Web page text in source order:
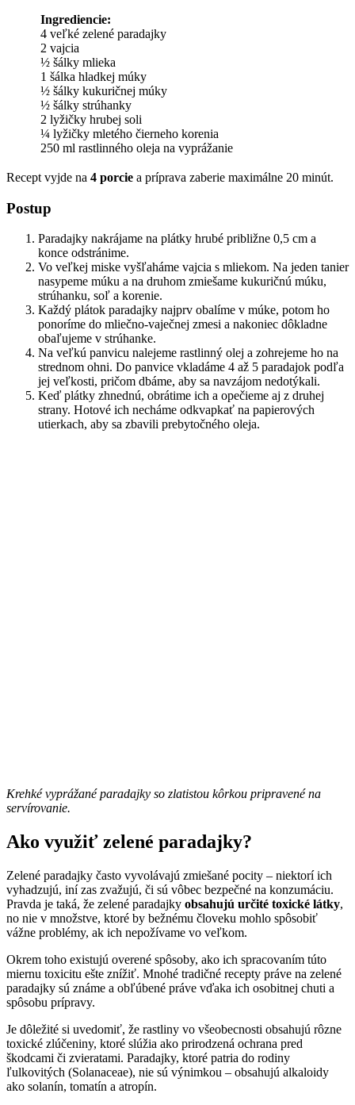
Ingrediencie:
4 veľké zelené paradajky
2 vajcia
½ šálky mlieka
1 šálka hladkej múky
½ šálky kukuričnej múky
½ šálky strúhanky
2 lyžičky hrubej soli
¼ lyžičky mletého čierneho korenia
250 ml rastlinného oleja na vyprážanie
Recept vyjde na 4 porcie a príprava zaberie maximálne 20 minút.
Postup
Paradajky nakrájame na plátky hrubé približne 0,5 cm a
konce odstránime.
Vo veľkej miske vyšľaháme vajcia s mliekom. Na jeden tanier
nasypeme múku a na druhom zmiešame kukuričnú múku,
strúhanku, soľ a korenie.
Každý plátok paradajky najprv obalíme v múke, potom ho
ponoríme do mliečno-vaječnej zmesi a nakoniec dôkladne
obaľujeme v strúhanke.
Na veľkú panvicu nalejeme rastlinný olej a zohrejeme ho na
strednom ohni. Do panvice vkladáme 4 až 5 paradajok podľa
jej veľkosti, pričom dbáme, aby sa navzájom nedotýkali.
Keď plátky zhnednú, obrátime ich a opečieme aj z druhej
strany. Hotové ich necháme odkvapkať na papierových
utierkach, aby sa zbavili prebytočného oleja.
Krehké vyprážané paradajky so zlatistou kôrkou pripravené na
servírovanie.
Ako využiť zelené paradajky?
Zelené paradajky často vyvolávajú zmiešané pocity – niektorí ich
vyhadzujú, iní zas zvažujú, či sú vôbec bezpečné na konzumáciu.
Pravda je taká, že zelené paradajky obsahujú určité toxické látky,
no nie v množstve, ktoré by bežnému človeku mohlo spôsobiť
vážne problémy, ak ich nepožívame vo veľkom.
Okrem toho existujú overené spôsoby, ako ich spracovaním túto
miernu toxicitu ešte znížiť. Mnohé tradičné recepty práve na zelené
paradajky sú známe a obľúbené práve vďaka ich osobitnej chuti a
spôsobu prípravy.
Je dôležité si uvedomiť, že rastliny vo všeobecnosti obsahujú rôzne
toxické zlúčeniny, ktoré slúžia ako prirodzená ochrana pred
škodcami či zvieratami. Paradajky, ktoré patria do rodiny
ľulkovitých (Solanaceae), nie sú výnimkou – obsahujú alkaloidy
ako solanín, tomatín a atropín.